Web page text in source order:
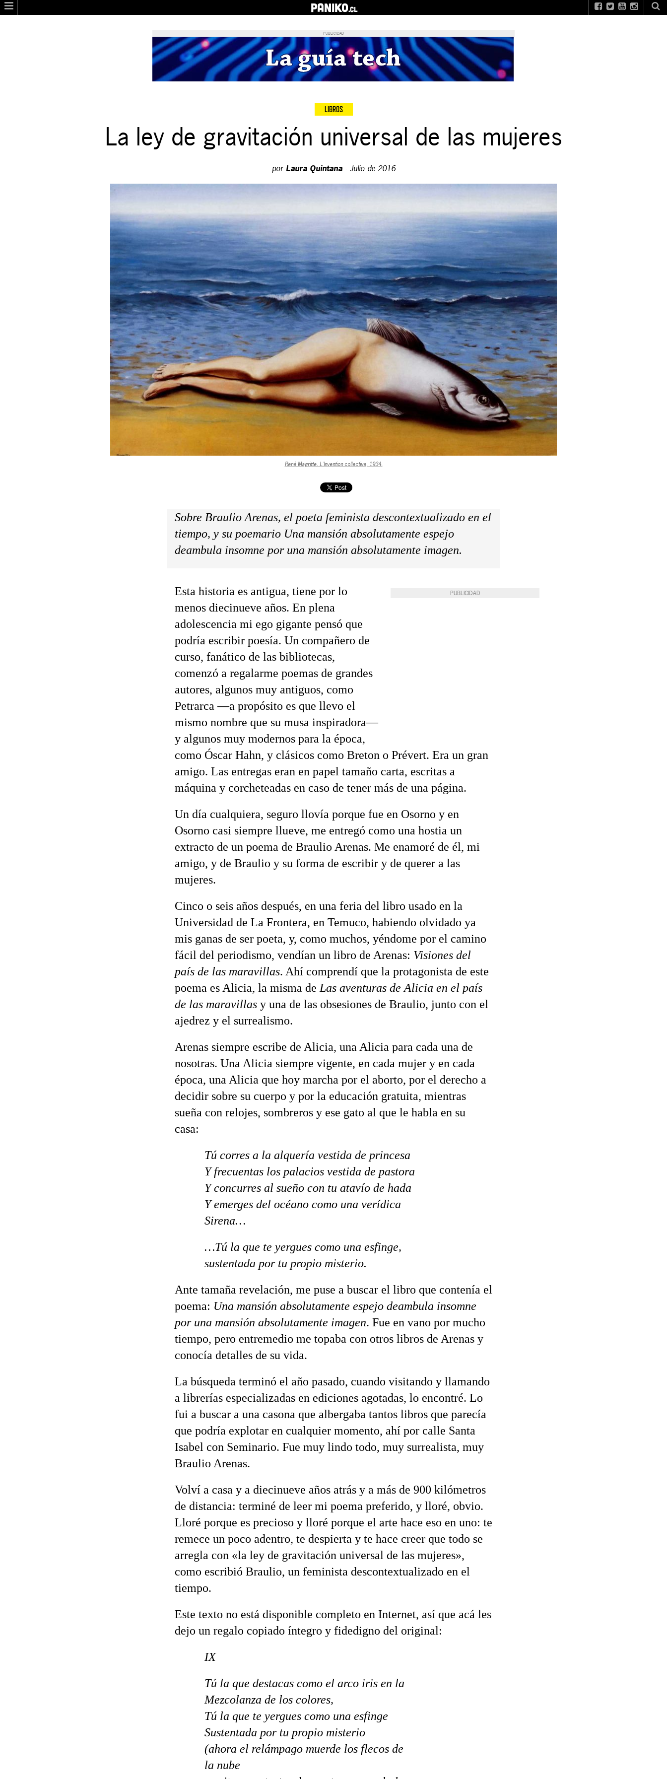
PANIKO.cl
PUBLICIDAD
LIBROS
La ley de gravitación universal de las mujeres
por Laura Quintana· Julio de 2016
René Magritte. L'Invention collective, 1934.
Sobre Braulio Arenas, el poeta feminista descontextualizado en el
tiempo, y su poemario Una mansión absolutamente espejo
deambula insomne por una mansión absolutamente imagen.
PUBLICIDAD
Esta historia es antigua, tiene por lo
menos diecinueve años. En plena
adolescencia mi ego gigante pensó que
podría escribir poesía. Un compañero de
curso, fanático de las bibliotecas,
comenzó a regalarme poemas de grandes
autores, algunos muy antiguos, como
Petrarca —a propósito es que llevo el
mismo nombre que su musa inspiradora—
y algunos muy modernos para la época,
como Óscar Hahn, y clásicos como Breton o Prévert. Era un gran
amigo. Las entregas eran en papel tamaño carta, escritas a
máquina y corcheteadas en caso de tener más de una página.
Un día cualquiera, seguro llovía porque fue en Osorno y en
Osorno casi siempre llueve, me entregó como una hostia un
extracto de un poema de Braulio Arenas. Me enamoré de él, mi
amigo, y de Braulio y su forma de escribir y de querer a las
mujeres.
Cinco o seis años después, en una feria del libro usado en la
Universidad de La Frontera, en Temuco, habiendo olvidado ya
mis ganas de ser poeta, y, como muchos, yéndome por el camino
fácil del periodismo, vendían un libro de Arenas: Visiones del
país de las maravillas. Ahí comprendí que la protagonista de este
poema es Alicia, la misma de Las aventuras de Alicia en el país
de las maravillas y una de las obsesiones de Braulio, junto con el
ajedrez y el surrealismo.
Arenas siempre escribe de Alicia, una Alicia para cada una de
nosotras. Una Alicia siempre vigente, en cada mujer y en cada
época, una Alicia que hoy marcha por el aborto, por el derecho a
decidir sobre su cuerpo y por la educación gratuita, mientras
sueña con relojes, sombreros y ese gato al que le habla en su
casa:
Tú corres a la alquería vestida de princesa
Y frecuentas los palacios vestida de pastora
Y concurres al sueño con tu atavío de hada
Y emerges del océano como una verídica
Sirena…
…Tú la que te yergues como una esfinge,
sustentada por tu propio misterio.
Ante tamaña revelación, me puse a buscar el libro que contenía el
poema: Una mansión absolutamente espejo deambula insomne
por una mansión absolutamente imagen. Fue en vano por mucho
tiempo, pero entremedio me topaba con otros libros de Arenas y
conocía detalles de su vida.
La búsqueda terminó el año pasado, cuando visitando y llamando
a librerías especializadas en ediciones agotadas, lo encontré. Lo
fui a buscar a una casona que albergaba tantos libros que parecía
que podría explotar en cualquier momento, ahí por calle Santa
Isabel con Seminario. Fue muy lindo todo, muy surrealista, muy
Braulio Arenas.
Volví a casa y a diecinueve años atrás y a más de 900 kilómetros
de distancia: terminé de leer mi poema preferido, y lloré, obvio.
Lloré porque es precioso y lloré porque el arte hace eso en uno: te
remece un poco adentro, te despierta y te hace creer que todo se
arregla con «la ley de gravitación universal de las mujeres»,
como escribió Braulio, un feminista descontextualizado en el
tiempo.
Este texto no está disponible completo en Internet, así que acá les
dejo un regalo copiado íntegro y fidedigno del original:
IX
Tú la que destacas como el arco iris en la
Mezcolanza de los colores,
Tú la que te yergues como una esfinge
Sustentada por tu propio misterio
(ahora el relámpago muerde los flecos de
la nube